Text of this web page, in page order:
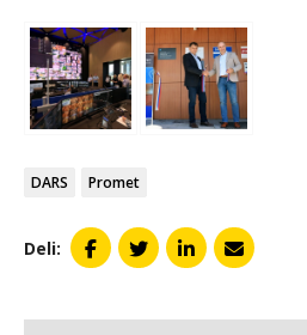
DARS Promet
Deli: